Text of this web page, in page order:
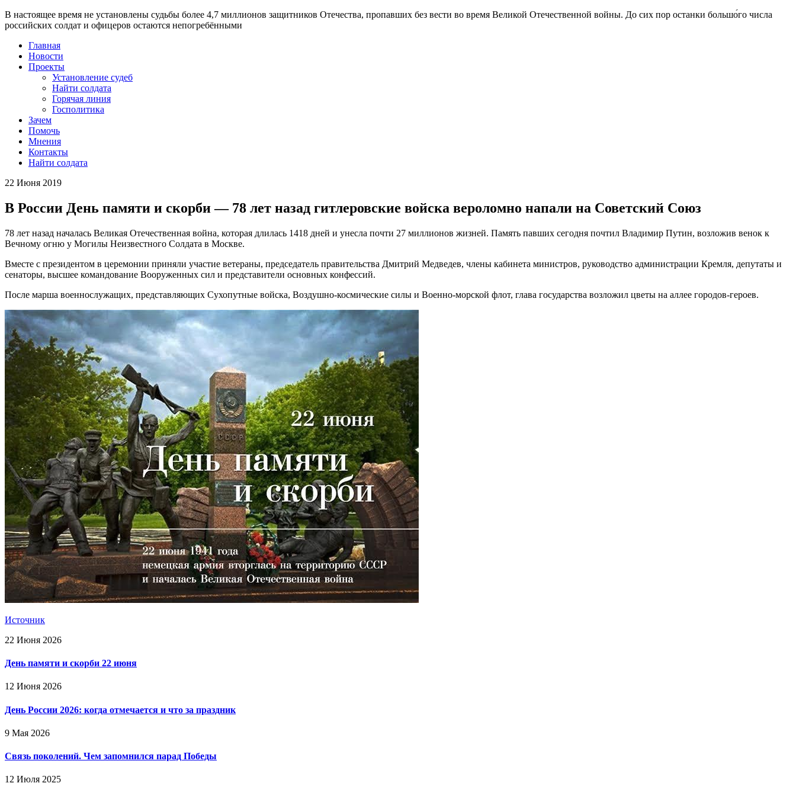
В настоящее время не установлены судьбы более 4,7 миллионов защитников Отечества, пропавших без вести во время Великой Отечественной войны. До сих пор останки большо́го числа
российских солдат и офицеров остаются непогребёнными
Главная
Новости
Проекты
Установление судеб
Найти солдата
Горячая линия
Госполитика
Зачем
Помочь
Мнения
Контакты
Найти солдата
22 Июня 2019
В России День памяти и скорби — 78 лет назад гитлеровские войска вероломно напали на Советский Союз
78 лет назад началась Великая Отечественная война, которая длилась 1418 дней и унесла почти 27 миллионов жизней. Память павших сегодня почтил Владимир Путин, возложив венок к
Вечному огню у Могилы Неизвестного Солдата в Москве.
Вместе с президентом в церемонии приняли участие ветераны, председатель правительства Дмитрий Медведев, члены кабинета министров, руководство администрации Кремля, депутаты и
сенаторы, высшее командование Вооруженных сил и представители основных конфессий.
После марша военнослужащих, представляющих Сухопутные войска, Воздушно-космические силы и Военно-морской флот, глава государства возложил цветы на аллее городов-героев.
Источник
22 Июня 2026
День памяти и скорби 22 июня
12 Июня 2026
День России 2026: когда отмечается и что за праздник
9 Мая 2026
Связь поколений. Чем запомнился парад Победы
12 Июля 2025